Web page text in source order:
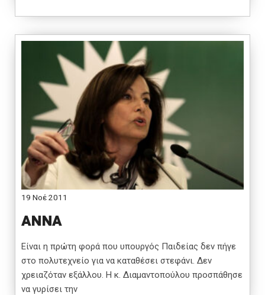
19 Νοέ 2011
ΑΝΝΑ
Είναι η πρώτη φορά που υπουργός Παιδείας δεν πήγε
στο πολυτεχνείο για να καταθέσει στεφάνι. Δεν
χρειαζόταν εξάλλου. Η κ. Διαμαντοπούλου προσπάθησε
να γυρίσει την